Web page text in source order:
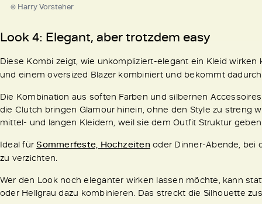
© Harry Vorsteher
Look 4: Elegant, aber trotzdem easy
Diese Kombi zeigt, wie unkompliziert-elegant ein Kleid
und einem oversized Blazer kombiniert und bekommt
Die Kombination aus soften Farben und silbernen
die Clutch bringen Glamour hinein, ohne den Style zu streng
mittel- und langen Kleidern, weil sie dem Outfit Struktur
Ideal fürSommerfeste, Hochzeiten oder Dinner-Abende, bei
zu verzichten.
Wer den Look noch eleganter wirken lassen möchte, kann
oder Hellgrau dazu kombinieren. Das streckt die Silhouette